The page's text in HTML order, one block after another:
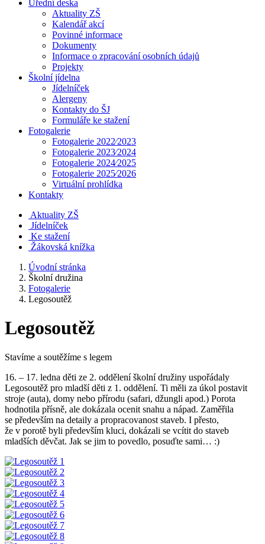
Úřední deska
Aktuality ZŠ
Kalendář akcí
Povinné informace
Dokumenty
Informace o zpracování osobních údajů
Projekty
Školní jídelna
Jídelníček
Alergeny
Kontakty do ŠJ
Formuláře ke stažení
Fotogalerie
Fotogalerie 2022⁄2023
Fotogalerie 2023⁄2024
Fotogalerie 2024⁄2025
Fotogalerie 2025⁄2026
Virtuální prohlídka
Kontakty
Aktuality ZŠ
Jídelníček
Ke stažení
Žákovská knížka
Úvodní stránka
Školní družina
Fotogalerie
Legosoutěž
Legosoutěž
Stavíme a soutěžíme s legem
16. – 17. ledna děti ze 2. oddělení školní družiny uspořádaly
Legosoutěž pro mladší děti z 1. oddělení. Ti měli za úkol postavit
stroje (auta), domy nebo přírodu (safari, džungli apod.) Porota
hodnotila přísně, ale dokázala ocenit snahu a nápad. Zaměřila
se především na detaily a propracovanost staveb. I přesto,
že v porotě byli především kluci, dokázali se vcítit do staveb
mladších děvčat. Jak se jim to povedlo, posuďte sami… :)